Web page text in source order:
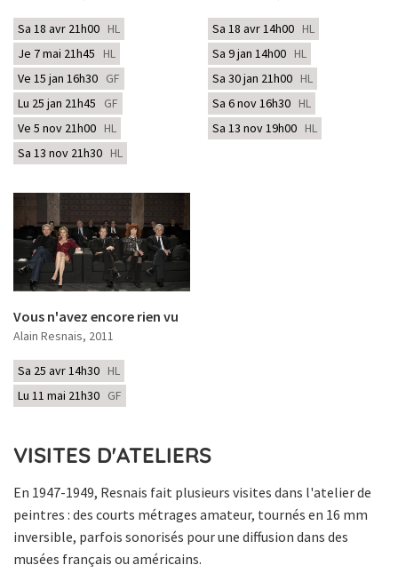
Sa 18 avr 21h00 HL
Je 7 mai 21h45 HL
Ve 15 jan 16h30 GF
Lu 25 jan 21h45 GF
Ve 5 nov 21h00 HL
Sa 13 nov 21h30 HL
Sa 18 avr 14h00 HL
Sa 9 jan 14h00 HL
Sa 30 jan 21h00 HL
Sa 6 nov 16h30 HL
Sa 13 nov 19h00 HL
Vous n'avez encore rien vu
Alain Resnais, 2011
Sa 25 avr 14h30 HL
Lu 11 mai 21h30 GF
VISITES D'ATELIERS
En 1947-1949, Resnais fait plusieurs visites dans l'atelier de
peintres : des courts métrages amateur, tournés en 16 mm
inversible, parfois sonorisés pour une diffusion dans des
musées français ou américains.